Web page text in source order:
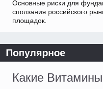
Основные риски для
сползания российского
площадок.
Популярное
Какие